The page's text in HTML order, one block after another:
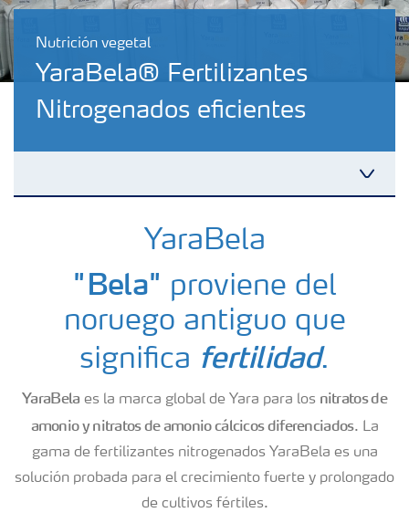
Nutrición vegetal
YaraBela® Fertilizantes
Nitrogenados eficientes
Portafolio de Agricultura Digital
Almacenaje y manejo de fertilizantes
Cultivos
Red de Distribuidores Ecuador
YaraBela
"Bela" proviene del
noruego antiguo que
significa fertilidad.
YaraBela es la marca global de Yara para los nitratos de
amonio y nitratos de amonio cálcicos diferenciados. La
gama de fertilizantes nitrogenados YaraBela es una
solución probada para el crecimiento fuerte y prolongado
de cultivos fértiles.